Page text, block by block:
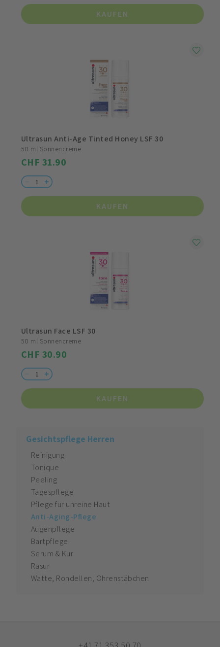
KAUFEN
Ultrasun Anti-Age Tinted Honey LSF 30
50 ml Sonnencreme
CHF 31.90
KAUFEN
Ultrasun Face LSF 30
50 ml Sonnencreme
CHF 30.90
KAUFEN
Gesichtspflege Herren
Reinigung
Tonique
Peeling
Tagespflege
Pflege für unreine Haut
Anti-Aging-Pflege
Augenpflege
Bartpflege
Serum & Kur
Rasur
Watte, Rondellen, Ohrenstäbchen